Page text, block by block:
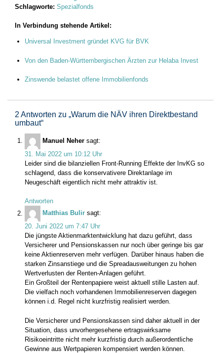
Schlagworte: Spezialfonds
In Verbindung stehende Artikel:
Universal Investment gründet KVG für BVK
Von den Baden-Württembergischen Ärzten zur Helaba Invest
Zinswende belastet offene Immobilienfonds
2 Antworten zu „Warum die NÄV ihren Direktbestand
umbaut“
Manuel Neher sagt:
31. Mai 2022 um 10:12 Uhr
Leider sind die bilanziellen Front-Running Effekte der InvKG so
schlagend, dass die konservativere Direktanlage im
Neugeschäft eigentlich nicht mehr attraktiv ist.
Antworten
Matthias Bulir sagt:
20. Juni 2022 um 7:47 Uhr
Die jüngste Aktienmarktentwicklung hat dazu geführt, dass
Versicherer und Pensionskassen nur noch über geringe bis gar
keine Aktienreserven mehr verfügen. Darüber hinaus haben die
starken Zinsanstiege und die Spreadausweitungen zu hohen
Wertverlusten der Renten-Anlagen geführt.
Ein Großteil der Rentenpapiere weist aktuell stille Lasten auf.
Die vielfach noch vorhandenen Immobilienreserven dagegen
können i.d. Regel nicht kurzfristig realisiert werden.
Die Versicherer und Pensionskassen sind daher aktuell in der
Situation, dass unvorhergesehene ertragswirksame
Risikoeintritte nicht mehr kurzfristig durch außerordentliche
Gewinne aus Wertpapieren kompensiert werden können.